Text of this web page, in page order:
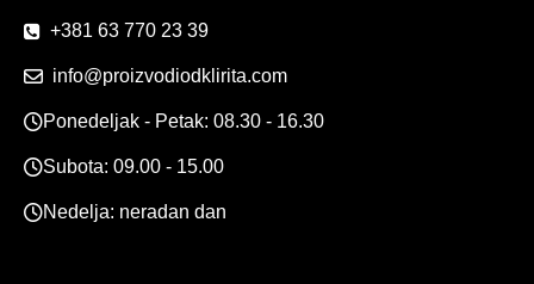
+381 63 770 23 39
info@proizvodiodklirita.com
Ponedeljak - Petak: 08.30 - 16.30
Subota: 09.00 - 15.00
Nedelja: neradan dan